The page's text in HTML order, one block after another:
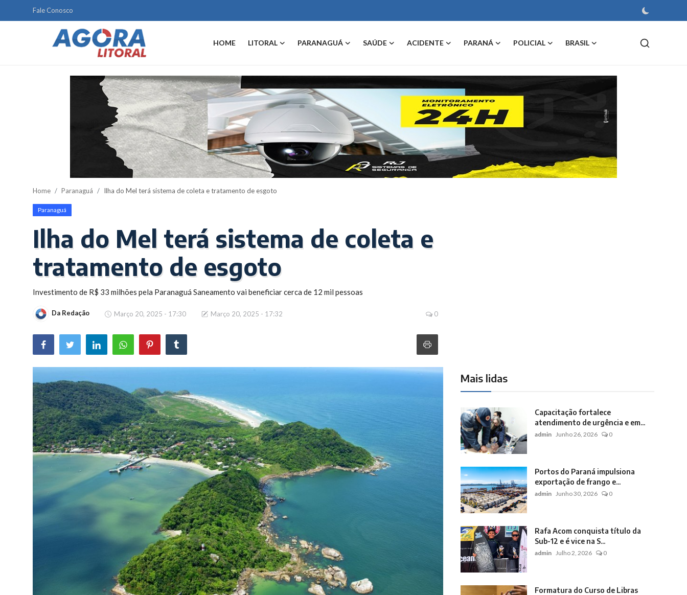
Fale Conosco
HOME LITORAL PARANAGUÁ SAÚDE ACIDENTE PARANÁ POLICIAL BRASIL
Home Paranaguá Ilha do Mel terá sistema de coleta e tratamento de esgoto
Paranaguá
Ilha do Mel terá sistema de coleta e
tratamento de esgoto
Investimento de R$ 33 milhões pela Paranaguá Saneamento vai beneficiar cerca de 12 mil pessoas
Da Redação Março 20, 2025 - 17:30 Março 20, 2025 - 17:32 0
Mais lidas
Capacitação fortalece
atendimento de urgência e em...
admin Junho 26, 2026 0
Portos do Paraná impulsiona
exportação de frango e...
admin Junho 30, 2026 0
Rafa Acom conquista título da
Sub-12 e é vice na S...
admin Julho 2, 2026 0
Formatura do Curso de Libras